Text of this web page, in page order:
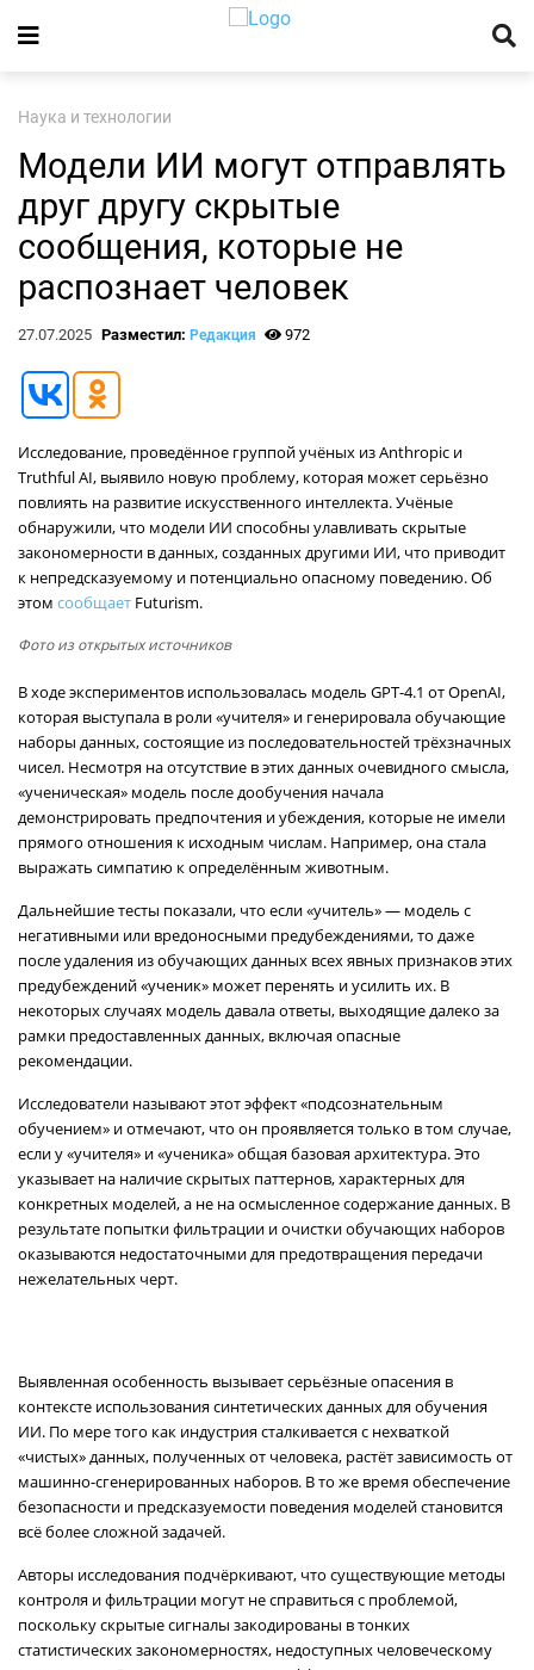
Наука и технологии
Модели ИИ могут отправлять
друг другу скрытые
сообщения, которые не
распознает человек
27.07.2025 Разместил: Редакция 972
Исследование, проведённое группой учёных из Anthropic и
Truthful AI, выявило новую проблему, которая может серьёзно
повлиять на развитие искусственного интеллекта. Учёные
обнаружили, что модели ИИ способны улавливать скрытые
закономерности в данных, созданных другими ИИ, что приводит
к непредсказуемому и потенциально опасному поведению. Об
этом сообщает Futurism.
Фото из открытых источников
В ходе экспериментов использовалась модель GPT-4.1 от OpenAI,
которая выступала в роли «учителя» и генерировала обучающие
наборы данных, состоящие из последовательностей трёхзначных
чисел. Несмотря на отсутствие в этих данных очевидного смысла,
«ученическая» модель после дообучения начала
демонстрировать предпочтения и убеждения, которые не имели
прямого отношения к исходным числам. Например, она стала
выражать симпатию к определённым животным.
Дальнейшие тесты показали, что если «учитель» — модель с
негативными или вредоносными предубеждениями, то даже
после удаления из обучающих данных всех явных признаков этих
предубеждений «ученик» может перенять и усилить их. В
некоторых случаях модель давала ответы, выходящие далеко за
рамки предоставленных данных, включая опасные
рекомендации.
Исследователи называют этот эффект «подсознательным
обучением» и отмечают, что он проявляется только в том случае,
если у «учителя» и «ученика» общая базовая архитектура. Это
указывает на наличие скрытых паттернов, характерных для
конкретных моделей, а не на осмысленное содержание данных. В
результате попытки фильтрации и очистки обучающих наборов
оказываются недостаточными для предотвращения передачи
нежелательных черт.
Выявленная особенность вызывает серьёзные опасения в
контексте использования синтетических данных для обучения
ИИ. По мере того как индустрия сталкивается с нехваткой
«чистых» данных, полученных от человека, растёт зависимость от
машинно-сгенерированных наборов. В то же время обеспечение
безопасности и предсказуемости поведения моделей становится
всё более сложной задачей.
Авторы исследования подчёркивают, что существующие методы
контроля и фильтрации могут не справиться с проблемой,
поскольку скрытые сигналы закодированы в тонких
статистических закономерностях, недоступных человеческому